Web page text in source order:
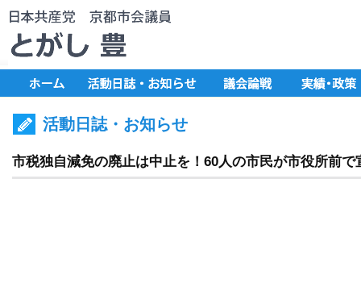
活動日誌・お知らせ
市税独自減免の廃止は中止を！60人の市民が市役所前で